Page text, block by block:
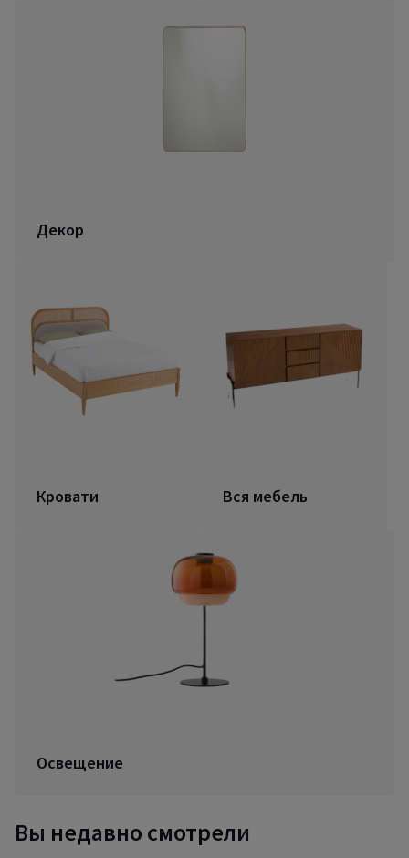
Декор
Кровати Вся мебель
Освещение
Вы недавно смотрели